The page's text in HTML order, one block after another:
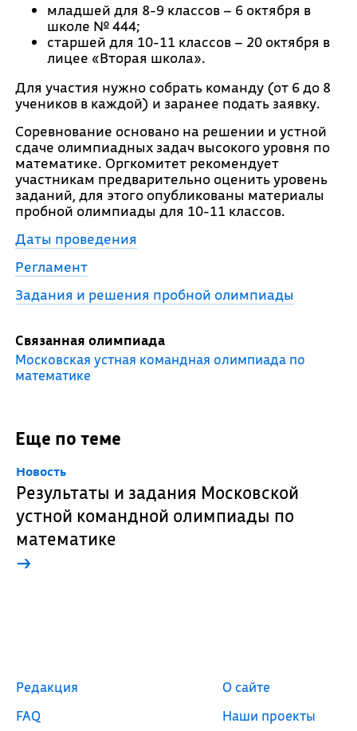
младшей для 8-9 классов – 6 октября в
школе № 444;
старшей для 10-11 классов – 20 октября в
лицее «Вторая школа».
Для участия нужно собрать команду (от 6 до 8
учеников в каждой) и заранее подать заявку.
Соревнование основано на решении и устной
сдаче олимпиадных задач высокого уровня по
математике. Оргкомитет рекомендует
участникам предварительно оценить уровень
заданий, для этого опубликованы материалы
пробной олимпиады для 10-11 классов.
Даты проведения
Регламент
Задания и решения пробной олимпиады
Связанная олимпиада
Московская устная командная олимпиада по
математике
Еще по теме
Новость
Результаты и задания Московской
устной командной олимпиады по
математике
→
Редакция
FAQ
О сайте
Наши проекты